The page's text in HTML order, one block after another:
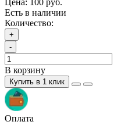
Есть в наличии
Количество:
+
-
В корзину
Купить в 1 клик
Оплата